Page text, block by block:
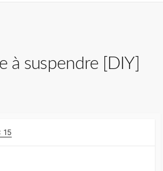
à suspendre [DIY]
15